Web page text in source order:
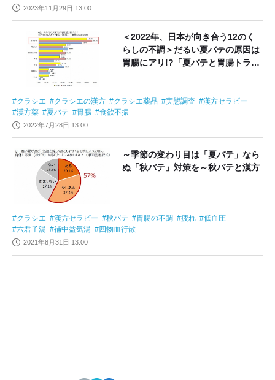
2023年11月29日 13:00
＜2022年、日本が向き合う12のく
らしの不調＞だるい夏バテの原因は
胃腸にアリ!?「夏バテと胃腸トラブ
クラシエ クラシエの漢方 クラシエ薬品 実態調査
漢方セラピー
漢方薬
夏バテ 胃腸 食欲不振
2022年7月28日 13:00
～季節の変わり目は「夏バテ」なら
ぬ「秋バテ」対策を～秋バテと漢方
クラシエ 漢方セラピー 秋バテ 胃腸の不調 疲れ
低血圧
六君子湯
補中益気湯 四物血行散
2021年8月31日 13:00